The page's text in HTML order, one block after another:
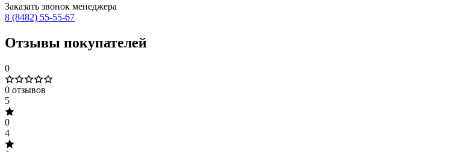
Заказать звонок менеджера
8 (8482) 55-55-67
Отзывы покупателей
0
0 отзывов
5
0
4